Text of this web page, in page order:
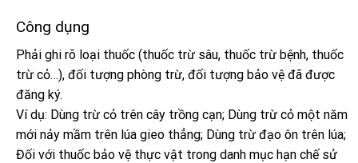
Công dụng
Phải ghi rõ loại thuốc (thuốc trừ sâu, thuốc trừ bệnh, thuốc
trừ cỏ…), đối tượng phòng trừ, đối tượng bảo vệ đã được
đăng ký.
Ví dụ: Dùng trừ cỏ trên cây trồng cạn; Dùng trừ cỏ một năm
mới nảy mầm trên lúa gieo thẳng; Dùng trừ đạo ôn trên lúa;
Đối với thuốc bảo vệ thực vật trong danh mục hạn chế sử